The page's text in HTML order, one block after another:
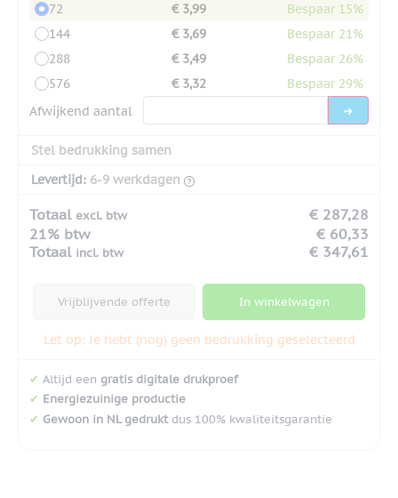
72
€ 3,99
Bespaar 15%
144
€ 3,69
Bespaar 21%
288
€ 3,49
Bespaar 26%
576
€ 3,32
Bespaar 29%
Afwijkend aantal
Stel bedrukking samen
Levertijd: 6-9 werkdagen
Totaal excl. btw
€ 287,28
21% btw
€ 60,33
Totaal incl. btw € 347,61
Vrijblijvende offerte In winkelwagen
Let op: Je hebt (nog) geen bedrukking geselecteerd
✔ Altijd een gratis digitale drukproef
✔ Energiezuinige productie
✔ Gewoon in NL gedruktdus 100% kwaliteitsgarantie